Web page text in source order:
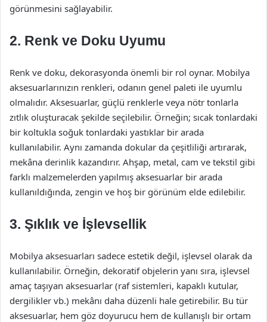
görünmesini sağlayabilir.
2. Renk ve Doku Uyumu
Renk ve doku, dekorasyonda önemli bir rol oynar. Mobilya
aksesuarlarınızın renkleri, odanın genel paleti ile uyumlu
olmalıdır. Aksesuarlar, güçlü renklerle veya nötr tonlarla
zıtlık oluşturacak şekilde seçilebilir. Örneğin; sıcak tonlardaki
bir koltukla soğuk tonlardaki yastıklar bir arada
kullanılabilir. Aynı zamanda dokular da çeşitliliği artırarak,
mekâna derinlik kazandırır. Ahşap, metal, cam ve tekstil gibi
farklı malzemelerden yapılmış aksesuarlar bir arada
kullanıldığında, zengin ve hoş bir görünüm elde edilebilir.
3. Şıklık ve İşlevsellik
Mobilya aksesuarları sadece estetik değil, işlevsel olarak da
kullanılabilir. Örneğin, dekoratif objelerin yanı sıra, işlevsel
amaç taşıyan aksesuarlar (raf sistemleri, kapaklı kutular,
dergilikler vb.) mekânı daha düzenli hale getirebilir. Bu tür
aksesuarlar, hem göz doyurucu hem de kullanışlı bir ortam